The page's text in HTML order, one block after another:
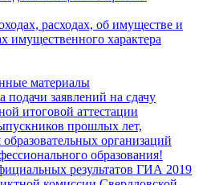
расходах, об имуществе и
имущественного характера
материалы
подачи заявлений на сдачу
итоговой аттестации
прошлых лет,
организаций
образования!
результатов ГИА 2019